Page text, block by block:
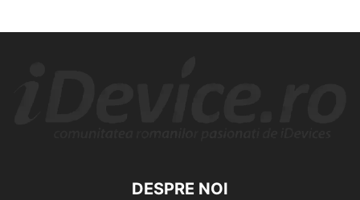
DESPRE NOI